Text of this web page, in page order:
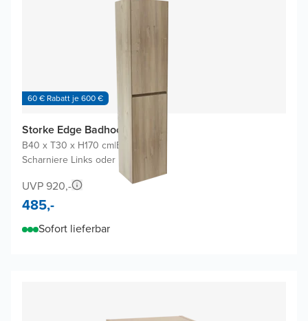
60 € Rabatt je 600 €
Storke Edge Badhochschrank
B40 x T30 x H170 cm|Eiche rauh
Scharniere Links oder Rechts
UVP 920,-
485,-
Sofort lieferbar